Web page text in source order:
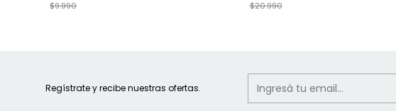
$9.990 $20.990
Regístrate y recibe nuestras ofertas.